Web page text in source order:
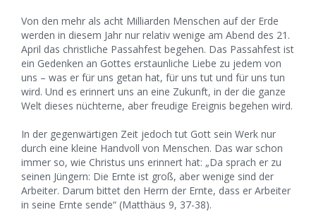
Von den mehr als acht Milliarden Menschen auf der Erde
werden in diesem Jahr nur relativ wenige am Abend des 21.
April das christliche Passahfest begehen. Das Passahfest ist
ein Gedenken an Gottes erstaunliche Liebe zu jedem von
uns – was er für uns getan hat, für uns tut und für uns tun
wird. Und es erinnert uns an eine Zukunft, in der die ganze
Welt dieses nüchterne, aber freudige Ereignis begehen wird.
In der gegenwärtigen Zeit jedoch tut Gott sein Werk nur
durch eine kleine Handvoll von Menschen. Das war schon
immer so, wie Christus uns erinnert hat: „Da sprach er zu
seinen Jüngern: Die Ernte ist groß, aber wenige sind der
Arbeiter. Darum bittet den Herrn der Ernte, dass er Arbeiter
in seine Ernte sende“ (Matthäus 9, 37-38).